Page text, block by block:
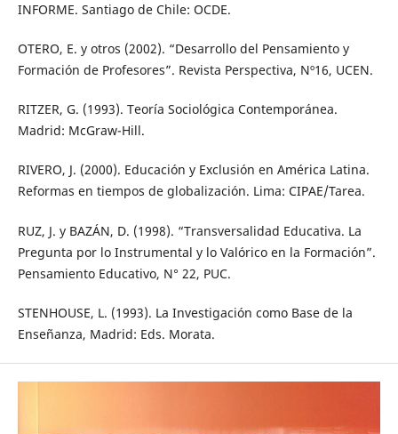
INFORME. Santiago de Chile: OCDE.
OTERO, E. y otros (2002). “Desarrollo del Pensamiento y
Formación de Profesores”. Revista Perspectiva, Nº16, UCEN.
RITZER, G. (1993). Teoría Sociológica Contemporánea.
Madrid: McGraw-Hill.
RIVERO, J. (2000). Educación y Exclusión en América Latina.
Reformas en tiempos de globalización. Lima: CIPAE/Tarea.
RUZ, J. y BAZÁN, D. (1998). “Transversalidad Educativa. La
Pregunta por lo Instrumental y lo Valórico en la Formación”.
Pensamiento Educativo, N° 22, PUC.
STENHOUSE, L. (1993). La Investigación como Base de la
Enseñanza, Madrid: Eds. Morata.